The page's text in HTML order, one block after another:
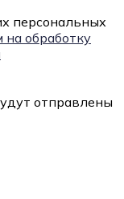
персональных
на обработку
отправлены